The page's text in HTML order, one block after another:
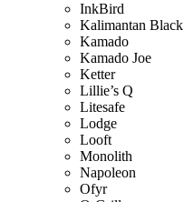
InkBird
Kalimantan Black
Kamado
Kamado Joe
Ketter
Lillie’s Q
Litesafe
Lodge
Looft
Monolith
Napoleon
Ofyr